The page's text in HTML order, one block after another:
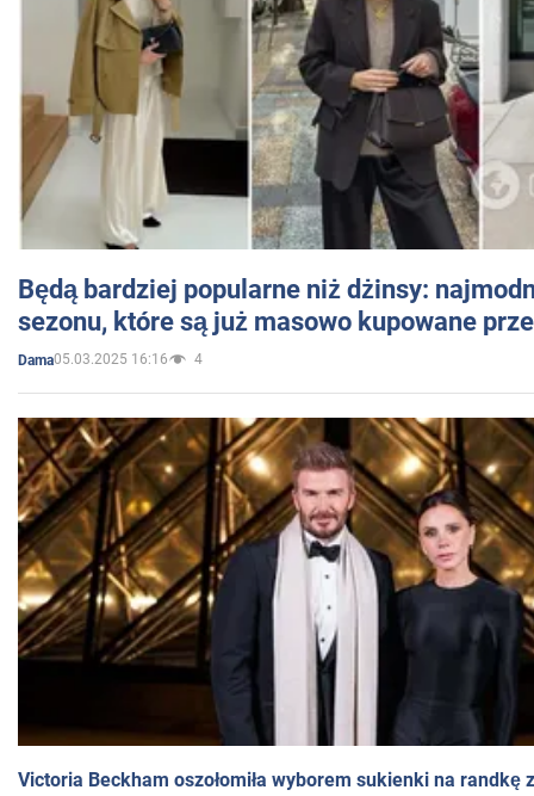
Będą bardziej popularne niż dżinsy:
sezonu, które są już masowo kupowane
Dama05.03.2025 16:16 4
Victoria Beckham oszołomiła wyborem sukienki na randkę